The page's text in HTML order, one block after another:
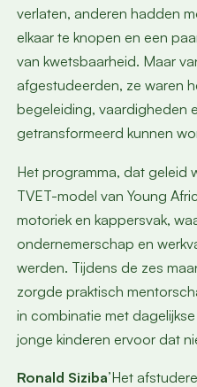
verlaten, anderen hadden
elkaar te knopen en een
van kwetsbaarheid. Maar
afgestudeerden, ze waren
begeleiding, vaardigheden
getransformeerd kunnen
Het programma, dat geleid
TVET-model van Young
motoriek en kappersvak,
ondernemerschap en
werden. Tijdens de zes
zorgde praktisch
in combinatie met
jonge kinderen ervoor dat
Ronald Siziba’Het